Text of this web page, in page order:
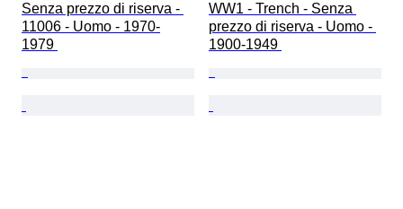
Senza prezzo di riserva -
11006 - Uomo - 1970-
1979
WW1 - Trench - Senza
prezzo di riserva - Uomo -
1900-1949